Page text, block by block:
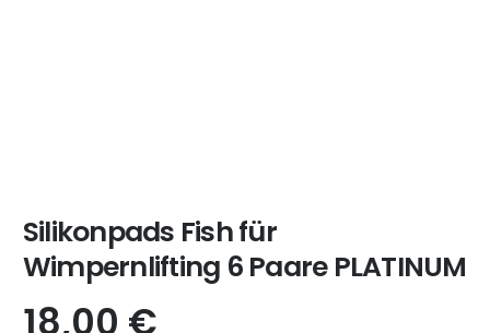
Silikonpads Fish für
Wimpernlifting 6 Paare PLATINUM
18,00 €